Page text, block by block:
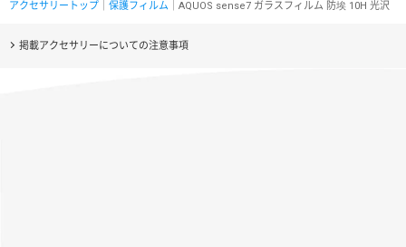
アクセサリートップ 保護フィルム ｜AQUOS sense7 ガラスフィルム 防埃 10H 光沢
掲載アクセサリーについての注意事項